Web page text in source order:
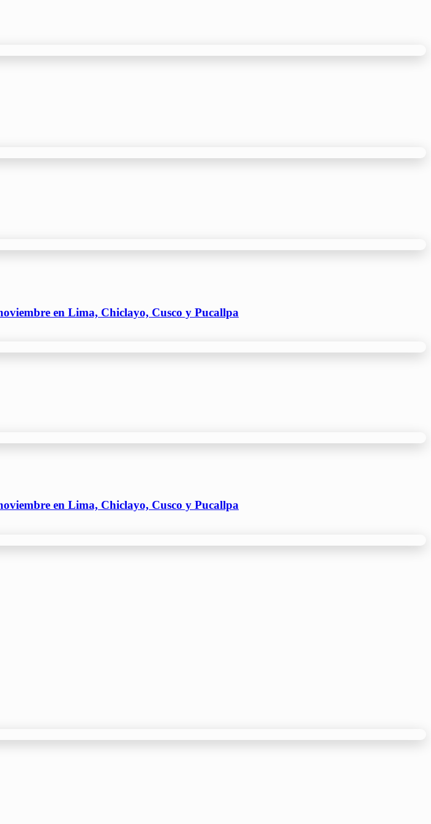
en Lima, Chiclayo, Cusco y Pucallpa
en Lima, Chiclayo, Cusco y Pucallpa